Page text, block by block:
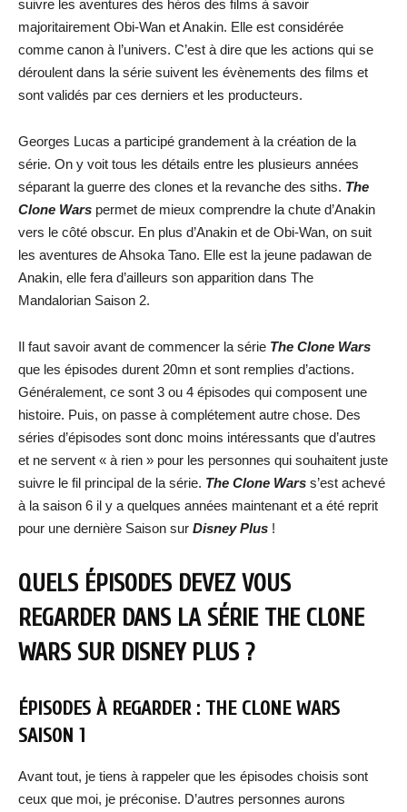
suivre les aventures des héros des films à savoir
majoritairement Obi-Wan et Anakin. Elle est considérée
comme canon à l’univers. C’est à dire que les actions qui se
déroulent dans la série suivent les évènements des films et
sont validés par ces derniers et les producteurs.
Georges Lucas a participé grandement à la création de la
série. On y voit tous les détails entre les plusieurs années
séparant la guerre des clones et la revanche des siths. The
Clone Wars permet de mieux comprendre la chute d’Anakin
vers le côté obscur. En plus d’Anakin et de Obi-Wan, on suit
les aventures de Ahsoka Tano. Elle est la jeune padawan de
Anakin, elle fera d’ailleurs son apparition dans The
Mandalorian Saison 2.
Il faut savoir avant de commencer la série The Clone Wars
que les épisodes durent 20mn et sont remplies d’actions.
Généralement, ce sont 3 ou 4 épisodes qui composent une
histoire. Puis, on passe à complétement autre chose. Des
séries d’épisodes sont donc moins intéressants que d’autres
et ne servent « à rien » pour les personnes qui souhaitent juste
suivre le fil principal de la série. The Clone Wars s’est achevé
à la saison 6 il y a quelques années maintenant et a été reprit
pour une dernière Saison sur Disney Plus !
QUELS ÉPISODES DEVEZ VOUS
REGARDER DANS LA SÉRIE THE CLONE
WARS SUR DISNEY PLUS ?
ÉPISODES À REGARDER : THE CLONE WARS
SAISON 1
Avant tout, je tiens à rappeler que les épisodes choisis sont
ceux que moi, je préconise. D’autres personnes aurons